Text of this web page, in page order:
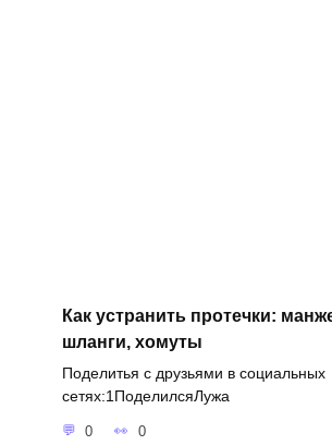
Как устранить протечки:
шланги, хомуты
Поделитья с друзьями в социальных
сетях:1ПоделилсяЛужа
0 0